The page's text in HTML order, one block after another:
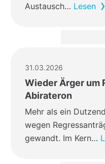
Austausch… Lesen
31.03.2026
Wieder Ärger um
Abirateron
Mehr als ein
wegen
gewandt. Im Kern…